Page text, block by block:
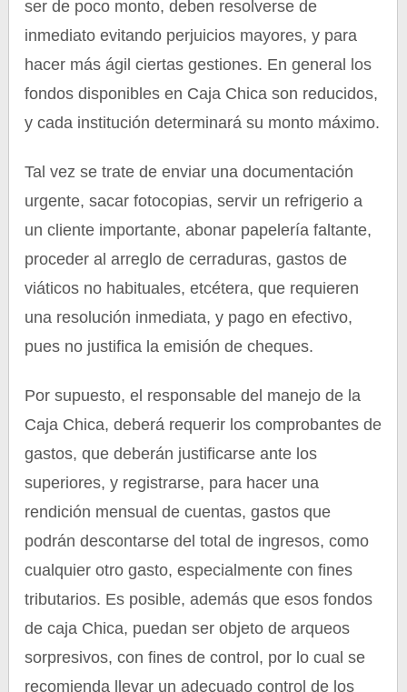
ser de poco monto, deben resolverse de
inmediato evitando perjuicios mayores, y para
hacer más ágil ciertas gestiones. En general los
fondos disponibles en Caja Chica son reducidos,
y cada institución determinará su monto máximo.
Tal vez se trate de enviar una documentación
urgente, sacar fotocopias, servir un refrigerio a
un cliente importante, abonar papelería faltante,
proceder al arreglo de cerraduras, gastos de
viáticos no habituales, etcétera, que requieren
una resolución inmediata, y pago en efectivo,
pues no justifica la emisión de cheques.
Por supuesto, el responsable del manejo de la
Caja Chica, deberá requerir los comprobantes de
gastos, que deberán justificarse ante los
superiores, y registrarse, para hacer una
rendición mensual de cuentas, gastos que
podrán descontarse del total de ingresos, como
cualquier otro gasto, especialmente con fines
tributarios. Es posible, además que esos fondos
de caja Chica, puedan ser objeto de arqueos
sorpresivos, con fines de control, por lo cual se
recomienda llevar un adecuado control de los